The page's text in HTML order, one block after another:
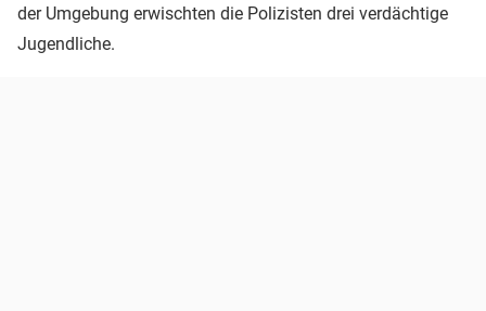
der Umgebung erwischten die Polizisten drei verdächtige
Jugendliche.